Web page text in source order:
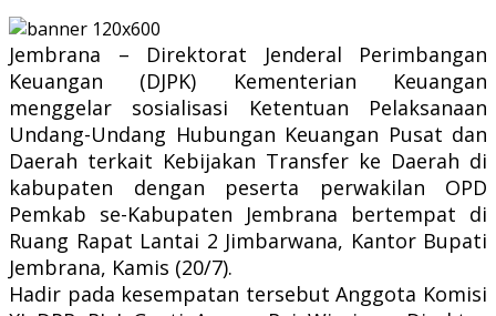
Jembrana – Direktorat Jenderal Perimbangan
Keuangan (DJPK) Kementerian Keuangan
menggelar sosialisasi Ketentuan Pelaksanaan
Undang-Undang Hubungan Keuangan Pusat dan
Daerah terkait Kebijakan Transfer ke Daerah di
kabupaten dengan peserta perwakilan OPD
Pemkab se-Kabupaten Jembrana bertempat di
Ruang Rapat Lantai 2 Jimbarwana, Kantor Bupati
Jembrana, Kamis (20/7).
Hadir pada kesempatan tersebut Anggota Komisi